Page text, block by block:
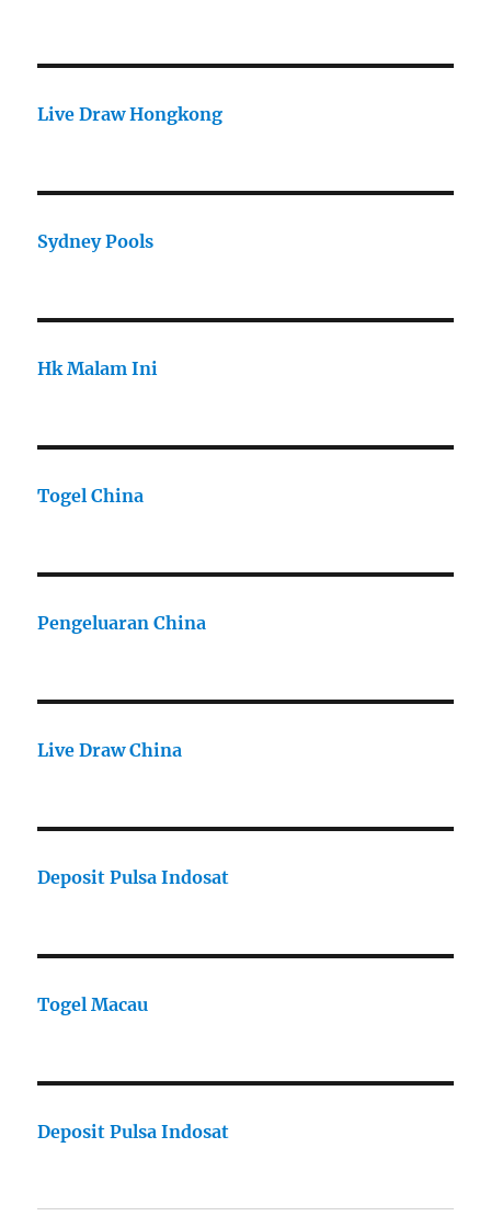
Live Draw Hongkong
Sydney Pools
Hk Malam Ini
Togel China
Pengeluaran China
Live Draw China
Deposit Pulsa Indosat
Togel Macau
Deposit Pulsa Indosat